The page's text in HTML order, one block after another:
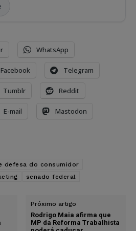
WhatsApp
Facebook Telegram
Tumblr Reddit
E-mail Mastodon
defesa do consumidor
senado federal
Próximo artigo
Rodrigo Maia afirma que
MP da Reforma Trabalhista